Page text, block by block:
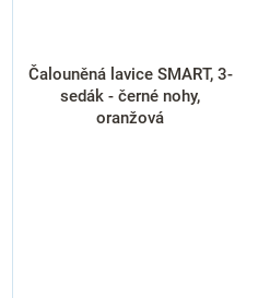
Čalouněná lavice SMART, 3-
sedák - černé nohy,
oranžová